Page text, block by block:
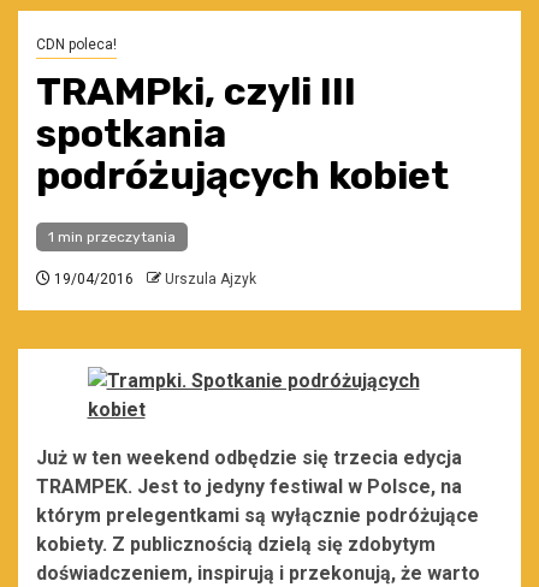
CDN poleca!
TRAMPki, czyli III
spotkania
podróżujących kobiet
1 min przeczytania
19/04/2016 Urszula Ajzyk
Już w ten weekend odbędzie się trzecia edycja
TRAMPEK. Jest to jedyny festiwal w Polsce, na
którym prelegentkami są wyłącznie podróżujące
kobiety. Z publicznością dzielą się zdobytym
doświadczeniem, inspirują i przekonują, że warto